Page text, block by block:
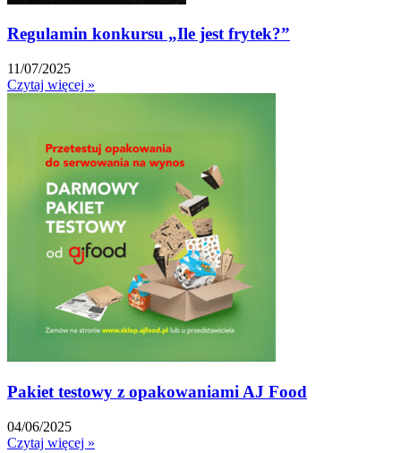
Regulamin konkursu „Ile jest frytek?”
11/07/2025
Czytaj więcej »
Pakiet testowy z opakowaniami AJ Food
04/06/2025
Czytaj więcej »